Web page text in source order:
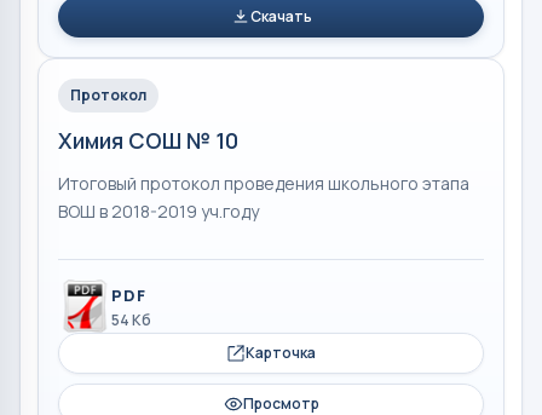
Скачать
Протокол
Химия СОШ № 10
Итоговый протокол проведения школьного этапа
ВОШ в 2018-2019 уч.году
PDF
54 Кб
Карточка
Просмотр